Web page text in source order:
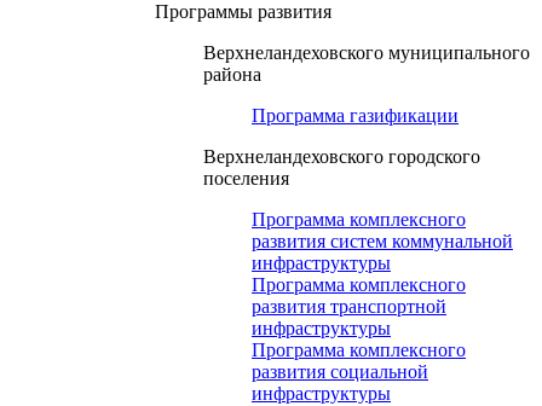
Программы развития
Верхнеландеховского муниципального
района
Программа газификации
Верхнеландеховского городского
поселения
Программа комплексного
развития систем коммунальной
инфраструктуры
Программа комплексного
развития транспортной
инфраструктуры
Программа комплексного
развития социальной
инфраструктуры